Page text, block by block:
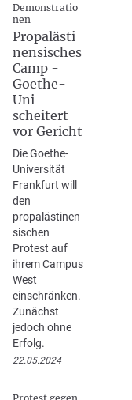
Demonstratio
nen
Propalästi
nensisches
Camp -
Goethe-
Uni
scheitert
vor Gericht
Die Goethe-
Universität
Frankfurt will
den
propalästinen
sischen
Protest auf
ihrem Campus
West
einschränken.
Zunächst
jedoch ohne
Erfolg.
22.05.2024